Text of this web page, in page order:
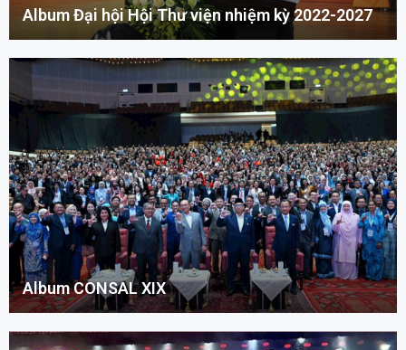
Album Đại hội Hội Thư viện nhiệm kỳ 2022-2027
Album CONSAL XIX